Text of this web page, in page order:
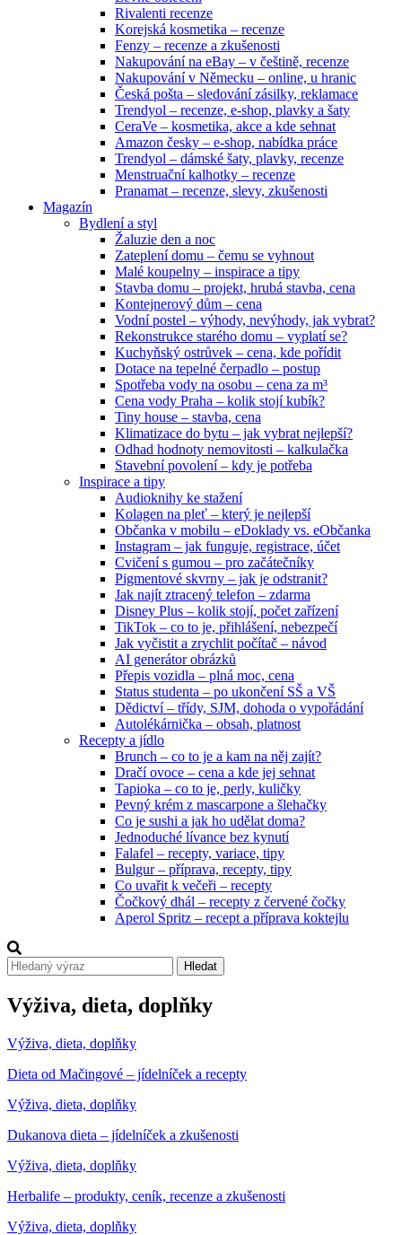
Rivalenti recenze
Korejská kosmetika – recenze
Fenzy – recenze a zkušenosti
Nakupování na eBay – v češtině, recenze
Nakupování v Německu – online, u hranic
Česká pošta – sledování zásilky, reklamace
Trendyol – recenze, e-shop, plavky a šaty
CeraVe – kosmetika, akce a kde sehnat
Amazon česky – e-shop, nabídka práce
Trendyol – dámské šaty, plavky, recenze
Menstruační kalhotky – recenze
Pranamat – recenze, slevy, zkušenosti
Magazín
Bydlení a styl
Žaluzie den a noc
Zateplení domu – čemu se vyhnout
Malé koupelny – inspirace a tipy
Stavba domu – projekt, hrubá stavba, cena
Kontejnerový dům – cena
Vodní postel – výhody, nevýhody, jak vybrat?
Rekonstrukce starého domu – vyplatí se?
Kuchyňský ostrůvek – cena, kde pořídit
Dotace na tepelné čerpadlo – postup
Spotřeba vody na osobu – cena za m³
Cena vody Praha – kolik stojí kubík?
Tiny house – stavba, cena
Klimatizace do bytu – jak vybrat nejlepší?
Odhad hodnoty nemovitosti – kalkulačka
Stavební povolení – kdy je potřeba
Inspirace a tipy
Audioknihy ke stažení
Kolagen na pleť – který je nejlepší
Občanka v mobilu – eDoklady vs. eObčanka
Instagram – jak funguje, registrace, účet
Cvičení s gumou – pro začátečníky
Pigmentové skvrny – jak je odstranit?
Jak najít ztracený telefon – zdarma
Disney Plus – kolik stojí, počet zařízení
TikTok – co to je, přihlášení, nebezpečí
Jak vyčistit a zrychlit počítač – návod
AI generátor obrázků
Přepis vozidla – plná moc, cena
Status studenta – po ukončení SŠ a VŠ
Dědictví – třídy, SJM, dohoda o vypořádání
Autolékárnička – obsah, platnost
Recepty a jídlo
Brunch – co to je a kam na něj zajít?
Dračí ovoce – cena a kde jej sehnat
Tapioka – co to je, perly, kuličky
Pevný krém z mascarpone a šlehačky
Co je sushi a jak ho udělat doma?
Jednoduché lívance bez kynutí
Falafel – recepty, variace, tipy
Bulgur – příprava, recepty, tipy
Co uvařit k večeři – recepty
Čočkový dhál – recepty z červené čočky
Aperol Spritz – recept a příprava koktejlu
Hledat
Výživa, dieta, doplňky
Výživa, dieta, doplňky
Dieta od Mačingové – jídelníček a recepty
Výživa, dieta, doplňky
Dukanova dieta – jídelníček a zkušenosti
Výživa, dieta, doplňky
Herbalife – produkty, ceník, recenze a zkušenosti
Výživa, dieta, doplňky